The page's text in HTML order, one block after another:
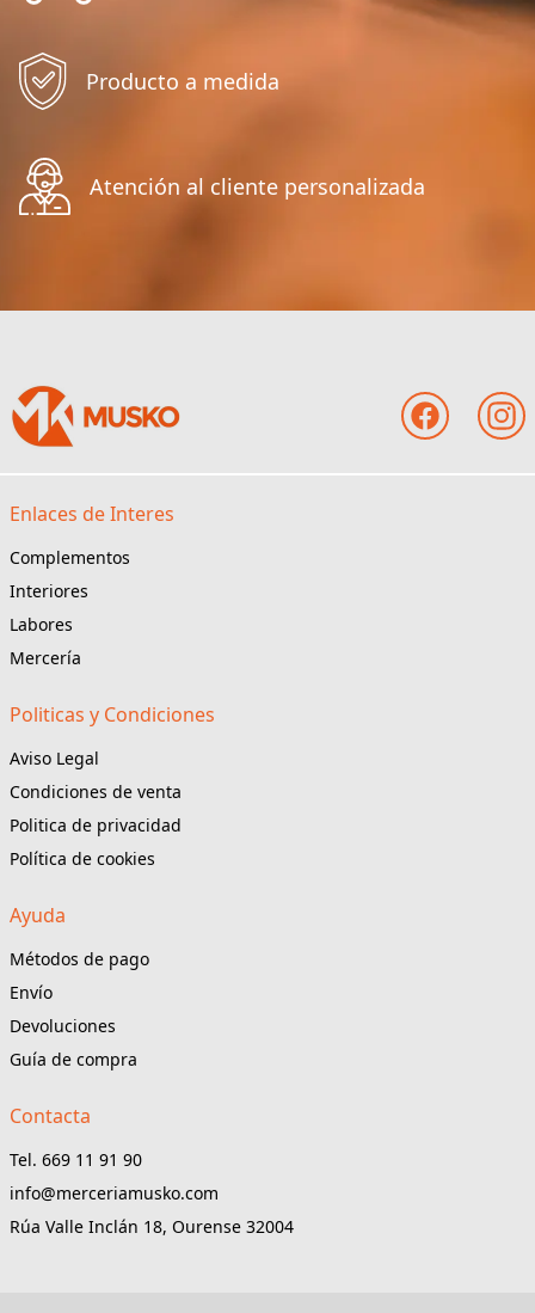
Producto a medida
Atención al cliente personalizada
Enlaces de Interes
Complementos
Interiores
Labores
Mercería
Politicas y Condiciones
Aviso Legal
Condiciones de venta
Politica de privacidad
Política de cookies
Ayuda
Métodos de pago
Envío
Devoluciones
Guía de compra
Contacta
Tel. 669 11 91 90
info@merceriamusko.com
Rúa Valle Inclán 18, Ourense 32004